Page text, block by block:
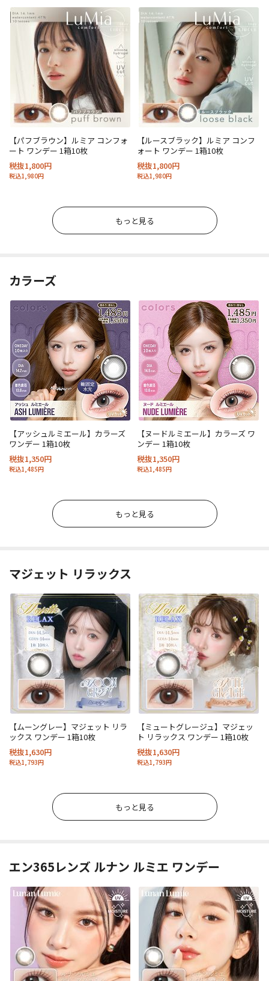
【パフブラウン】ルミア コンフォ
ート ワンデー 1箱10枚
税抜1,800円
税込1,980円
【ルースブラック】ルミア コンフ
ォート ワンデー 1箱10枚
税抜1,800円
税込1,980円
もっと見る
カラーズ
【アッシュルミエール】カラーズ
ワンデー 1箱10枚
税抜1,350円
税込1,485円
【ヌードルミエール】カラーズ ワ
ンデー 1箱10枚
税抜1,350円
税込1,485円
もっと見る
マジェット リラックス
【ムーングレー】マジェット リラ
ックス ワンデー 1箱10枚
税抜1,630円
税込1,793円
【ミュートグレージュ】マジェッ
ト リラックス ワンデー 1箱10枚
税抜1,630円
税込1,793円
もっと見る
エン365レンズ ルナン ルミエ ワンデー